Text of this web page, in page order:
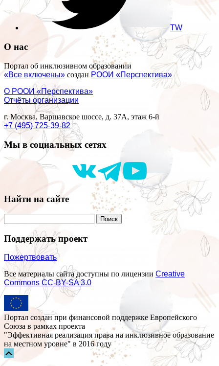
TW
О нас
Портал об инклюзивном образовании
«Все включены» создан РООИ «Перспектива»
О РООИ «Перспектива»
Отчёты организации
г. Москва, Варшавское шоссе, д. 37А, этаж 6-й
+7 (495) 725-39-82
Мы в социальных сетях
Найти на сайте
Поддержать проект
Пожертвовать
Все материалы сайта доступны по лицензии Creative
Commons СС-BY-SA 3.0
Портал создан при финансовой поддержке Европейского
Союза в рамках проекта
"Эффективная реализация права на инклюзивное образование
на местном уровне" в 2016 году